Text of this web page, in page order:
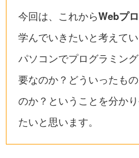
今回は、これからWebプ
学んでいきたいと考えて
パソコンでプログラミン
要なのか？どういったも
のか？ということを分か
たいと思います。